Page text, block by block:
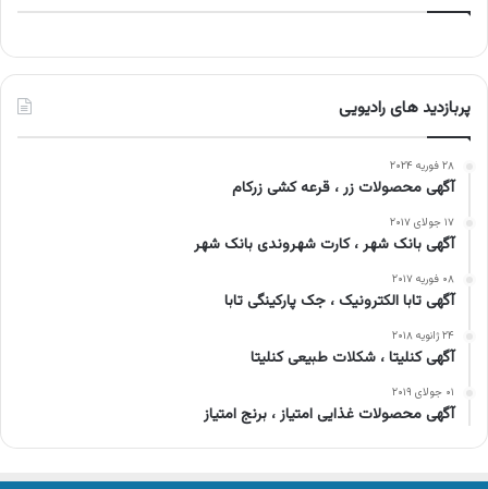
پربازدید های رادیویی
۲۸ فوریه ۲۰۲۴
آگهی محصولات زر ، قرعه کشی زرکام
۱۷ جولای ۲۰۱۷
آگهی بانک شهر ، کارت شهروندی بانک شهر
۰۸ فوریه ۲۰۱۷
آگهی تابا الکترونیک ، جک پارکینگی تابا
۲۴ ژانویه ۲۰۱۸
آگهی کنلیتا ، شکلات طبیعی کنلیتا
۰۱ جولای ۲۰۱۹
آگهی محصولات غذایی امتیاز ، برنج امتیاز